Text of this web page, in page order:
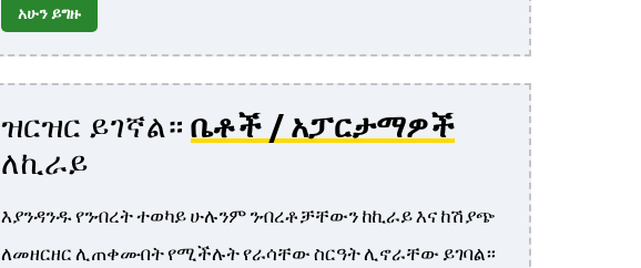
አሁን ይግዙ
ዝርዝር ይገኛል። ቤቶች / አፓርታማዎች
ለኪራይ
እያንዳንዱ የንብረት ተወካይ ሁሉንም ንብረቶቻቸውን ከኪራይ እና ከሽያጭ
ለመዘርዘር ሊጠቀሙበት የሚችሉት የራሳቸው ስርዓት ሊኖራቸው ይገባል።